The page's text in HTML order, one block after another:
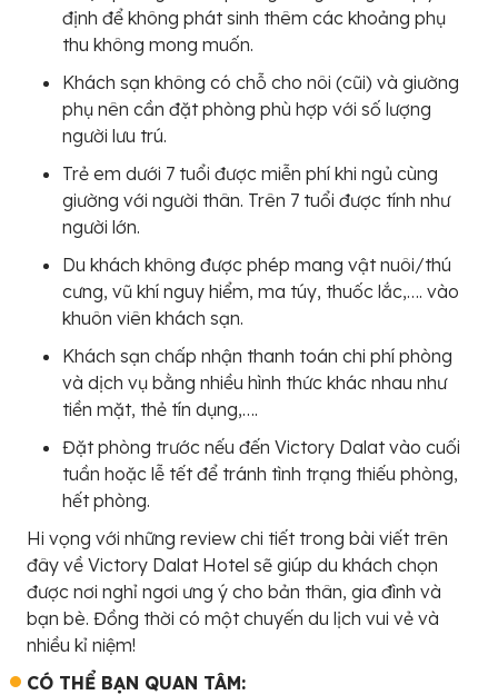
định để không phát sinh thêm các khoảng phụ
thu không mong muốn.
Khách sạn không có chỗ cho nôi (cũi) và giường
phụ nên cần đặt phòng phù hợp với số lượng
người lưu trú.
Trẻ em dưới 7 tuổi được miễn phí khi ngủ cùng
giường với người thân. Trên 7 tuổi được tính như
người lớn.
Du khách không được phép mang vật nuôi/thú
cưng, vũ khí nguy hiểm, ma túy, thuốc lắc,…. vào
khuôn viên khách sạn.
Khách sạn chấp nhận thanh toán chi phí phòng
và dịch vụ bằng nhiều hình thức khác nhau như
tiền mặt, thẻ tín dụng,….
Đặt phòng trước nếu đến Victory Dalat vào cuối
tuần hoặc lễ tết để tránh tình trạng thiếu phòng,
hết phòng.
Hi vọng với những review chi tiết trong bài viết trên
đây về Victory Dalat Hotel sẽ giúp du khách chọn
được nơi nghỉ ngơi ưng ý cho bản thân, gia đình và
bạn bè. Đồng thời có một chuyến du lịch vui vẻ và
nhiều kỉ niệm!
CÓ THỂ BẠN QUAN TÂM: